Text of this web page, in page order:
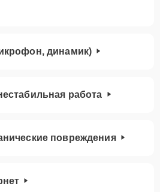
динамик)
работа
повреждения